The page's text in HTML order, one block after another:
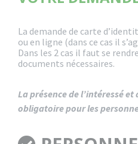
La demande de carte
ou en ligne (dans ce cas il
Dans les 2 cas il faut se
documents nécessaires.
La présence de l’intéressé
obligatoire pour les